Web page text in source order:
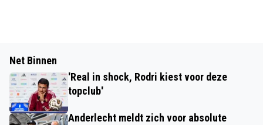
Net Binnen
'Real in shock, Rodri kiest voor deze
topclub'
Anderlecht meldt zich voor absolute